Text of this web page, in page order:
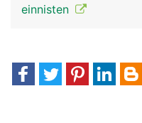
einnisten